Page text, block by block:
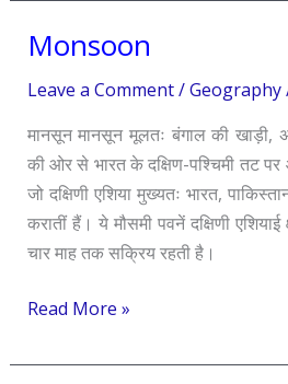
Monsoon
Leave a Comment/Geography
मानसून मानसून मूलतः बंगाल की खाड़ी,
की ओर से भारत के दक्षिण-पश्चिमी तट
जो दक्षिणी एशिया मुख्यतः भारत,
करातीं हैं। ये मौसमी पवनें दक्षिणी
चार माह तक सक्रिय रहती है।
Monsoon
Read More »